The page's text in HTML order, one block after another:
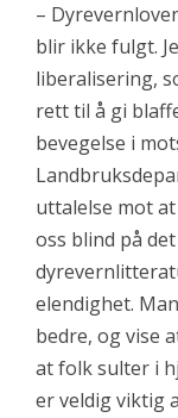
–
blir ikke fulgt.
liberalisering,
rett til å gi
bevegelse i
uttalelse mot
oss blind på
elendighet.
bedre, og vise
at folk sulter i
er veldig viktig